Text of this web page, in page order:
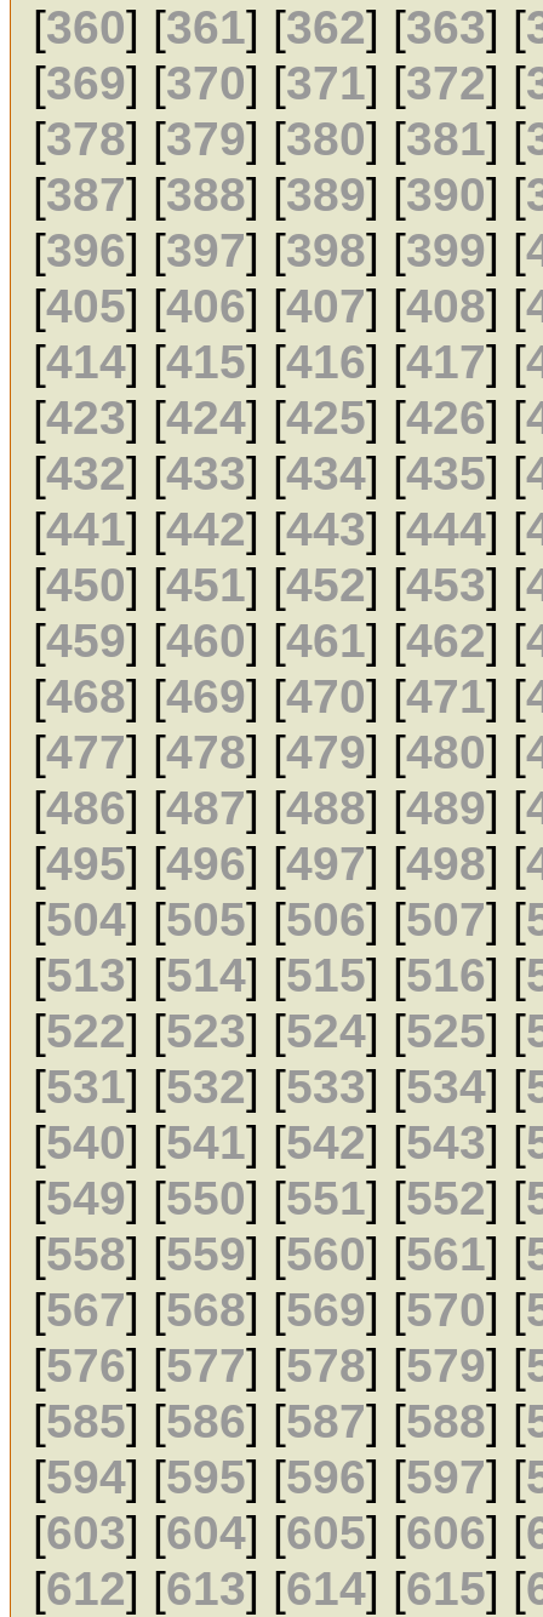
[360] [361] [362] [363] [
[369] [370] [371] [372] [
[378] [379] [380] [381] [
[387] [388] [389] [390] [
[396] [397] [398] [399] [
[405] [406] [407] [408] [
[414] [415] [416] [417] [
[423] [424] [425] [426] [
[432] [433] [434] [435] [
[441] [442] [443] [444] [
[450] [451] [452] [453] [
[459] [460] [461] [462] [
[468] [469] [470] [471] [
[477] [478] [479] [480] [
[486] [487] [488] [489] [
[495] [496] [497] [498] [
[504] [505] [506] [507] [
[513] [514] [515] [516] [
[522] [523] [524] [525] [
[531] [532] [533] [534] [
[540] [541] [542] [543] [
[549] [550] [551] [552] [
[558] [559] [560] [561] [
[567] [568] [569] [570] [
[576] [577] [578] [579] [
[585] [586] [587] [588] [
[594] [595] [596] [597] [
[603] [604] [605] [606] [
[612] [613] [614] [615] [